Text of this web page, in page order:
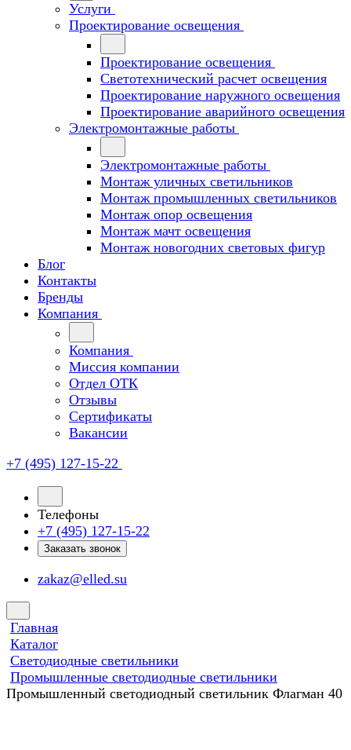
Услуги
Проектирование освещения
Проектирование освещения
Светотехнический расчет освещения
Проектирование наружного освещения
Проектирование аварийного освещения
Электромонтажные работы
Электромонтажные работы
Монтаж уличных светильников
Монтаж промышленных светильников
Монтаж опор освещения
Монтаж мачт освещения
Монтаж новогодних световых фигур
Блог
Контакты
Бренды
Компания
Компания
Миссия компании
Отдел ОТК
Отзывы
Сертификаты
Вакансии
+7 (495) 127-15-22
Телефоны
+7 (495) 127-15-22
Заказать звонок
zakaz@elled.su
Главная
Каталог
Светодиодные светильники
Промышленные светодиодные светильники
Промышленный светодиодный светильник Флагман 40